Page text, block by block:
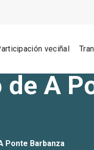
veciñal
A
Ponte Barbanza